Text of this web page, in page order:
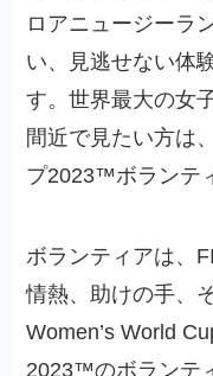
ロアニュージーラ
い、見逃せない体
す。世界最大の女
間近で見たい方は
プ2023™ボランテ
ボランティアは、
情熱、助けの手、
Women’s World
2023™のボランテ